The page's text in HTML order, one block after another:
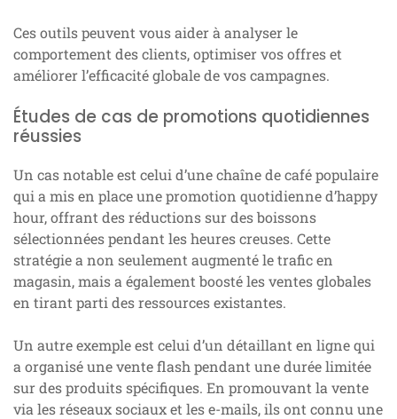
Ces outils peuvent vous aider à analyser le
comportement des clients, optimiser vos offres et
améliorer l’efficacité globale de vos campagnes.
Études de cas de promotions quotidiennes
réussies
Un cas notable est celui d’une chaîne de café populaire
qui a mis en place une promotion quotidienne d’happy
hour, offrant des réductions sur des boissons
sélectionnées pendant les heures creuses. Cette
stratégie a non seulement augmenté le trafic en
magasin, mais a également boosté les ventes globales
en tirant parti des ressources existantes.
Un autre exemple est celui d’un détaillant en ligne qui
a organisé une vente flash pendant une durée limitée
sur des produits spécifiques. En promouvant la vente
via les réseaux sociaux et les e-mails, ils ont connu une